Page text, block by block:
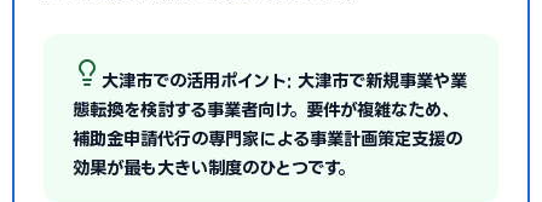
大津市での活用ポイント: 大津市で新規事業や業
態転換を検討する事業者向け。要件が複雑なため、
補助金申請代行の専門家による事業計画策定支援の
効果が最も大きい制度のひとつです。